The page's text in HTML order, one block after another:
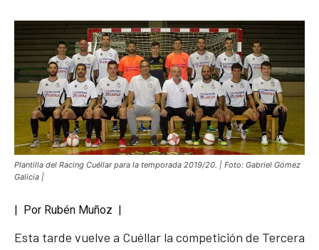
Plantilla del Racing Cuéllar para la temporada 2019/20. | Foto: Gabriel Gómez
Galicia |
| Por Rubén Muñoz |
Esta tarde vuelve a Cuéllar la competición de Tercera